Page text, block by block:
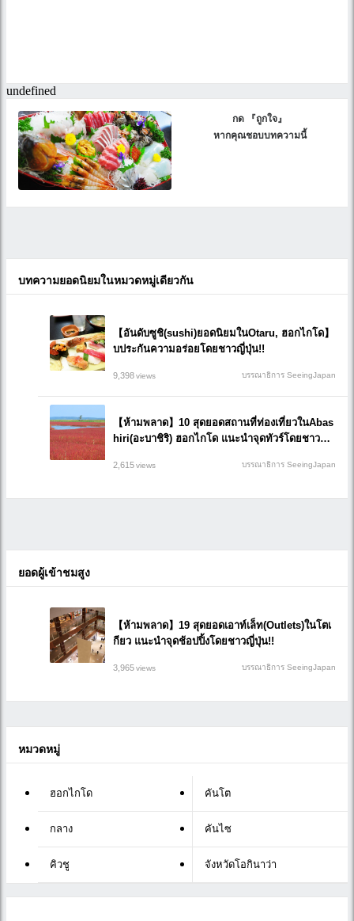
กด 『ถูกใจ』
หากคุณชอบบทความนี้
บทความยอดนิยมในหมวดหมู่เดียวกัน
【อันดับซูชิ(sushi)ยอดนิยมในOtaru, ฮอกไกโด】
บประกันความอร่อยโดยชาวญี่ปุ่น!!
9,398views บรรณาธิการ SeeingJapan
【ห้ามพลาด】10 สุดยอดสถานที่ท่องเที่ยวในAbas
hiri(อะบาชิริ) ฮอกไกโด แนะนำจุดทัวร์โดยชาวญี่ปุ่
2,615views บรรณาธิการ SeeingJapan
ยอดผู้เข้าชมสูง
【ห้ามพลาด】19 สุดยอดเอาท์เล็ท(Outlets)ในโตเ
กียว แนะนำจุดช้อปปิ้งโดยชาวญี่ปุ่น!!
3,965views บรรณาธิการ SeeingJapan
หมวดหมู่
ฮอกไกโด คันโต
กลาง คันไซ
คิวชู จังหวัดโอกินาว่า